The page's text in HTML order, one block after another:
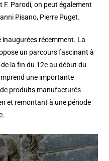
F. Parodi, on peut également
Pisano, Pierre Puget.
inaugurées récemment. La
un parcours fascinant à
de la fin du 12e au début du
une importante
produits manufacturés
et remontant à une période